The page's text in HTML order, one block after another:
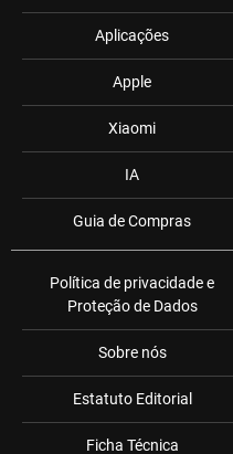
Aplicações
Apple
Xiaomi
IA
Guia de Compras
Política de privacidade e
Proteção de Dados
Sobre nós
Estatuto Editorial
Ficha Técnica